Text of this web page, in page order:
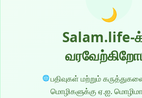
🌙
Salam.life-
🌐பதிவுகள் மற்றும்
மொழிகளுக்கு ஏ.ஐ.